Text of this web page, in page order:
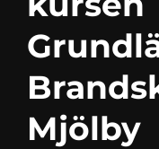
Mjölby